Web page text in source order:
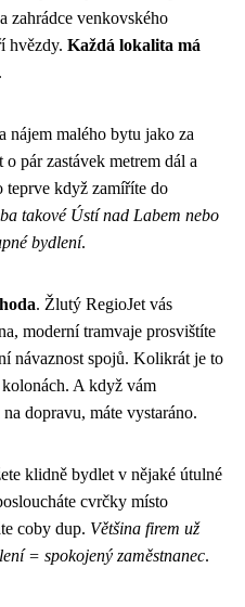
zahrádce venkovského
hvězdy. Každá lokalita má
.
nájem malého bytu jako za
o pár zastávek metrem dál a
teprve když zamíříte do
takové Ústí nad Labem nebo
bydlení.
. Žlutý RegioJet vás
moderní tramvaje prosvištíte
návaznost spojů. Kolikrát je to
A když vám
dopravu, máte vystaráno.
klidně bydlet v nějaké útulné
cvrčky místo
coby dup. Většina firem už
= spokojený zaměstnanec.